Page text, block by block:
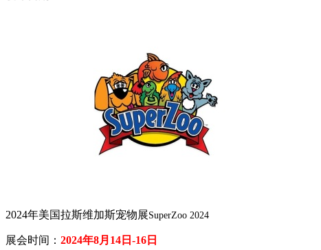
2024年美国拉斯维加斯宠物展SuperZoo 2024
展会时间： 2024年8月14日-16日